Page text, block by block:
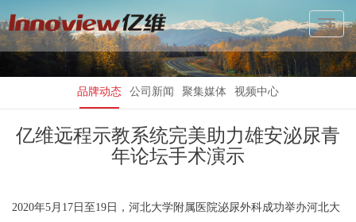
品牌动态 公司新闻 聚集媒体 视频中心
亿维远程示教系统完美助力雄安泌尿青
年论坛手术演示
2020年5月17日至19日，河北大学附属医院泌尿外科成功举办河北大